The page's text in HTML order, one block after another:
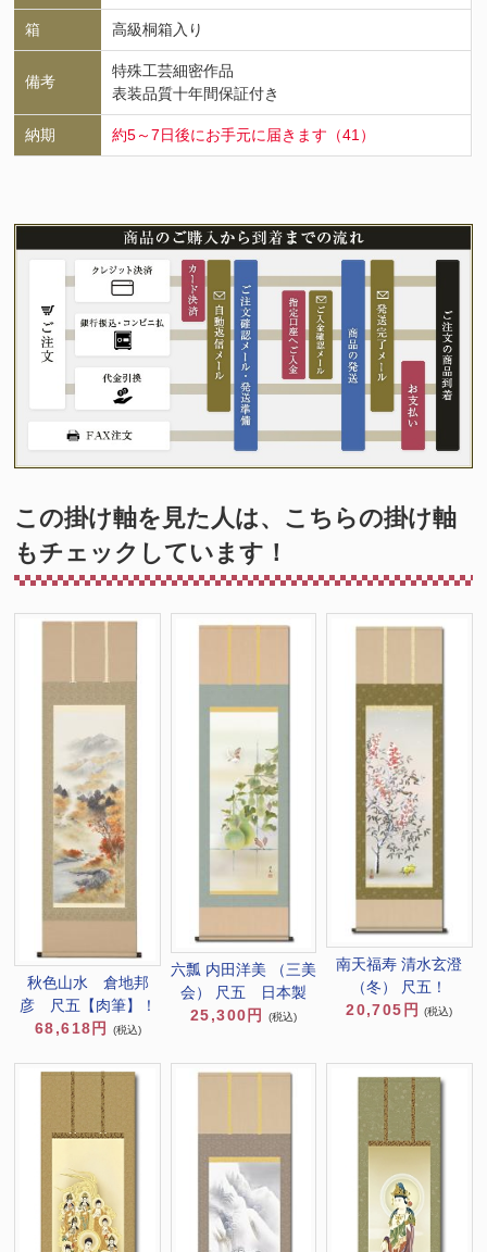
箱 高級桐箱入り
備考
特殊工芸細密作品
表装品質十年間保証付き
納期 約5～7日後にお手元に届きます（41）
この掛け軸を見た人は、こちらの掛け軸
もチェックしています！
秋色山水 倉地邦
彦 尺五【肉筆】！
68,618円
(税込)
六瓢 内田洋美 （三美
会） 尺五 日本製
25,300円
(税込)
南天福寿 清水玄澄
（冬） 尺五！
20,705円
(税込)